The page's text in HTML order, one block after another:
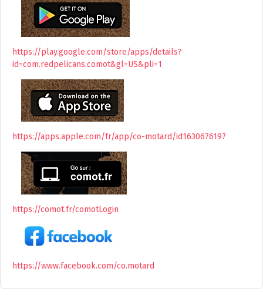
https://play.google.com/store/apps/details?
id=com.redpelicans.comot&gl=US&pli=1
https://apps.apple.com/fr/app/co-motard/id1630676197
https://comot.fr/comotLogin
https://www.facebook.com/co.motard